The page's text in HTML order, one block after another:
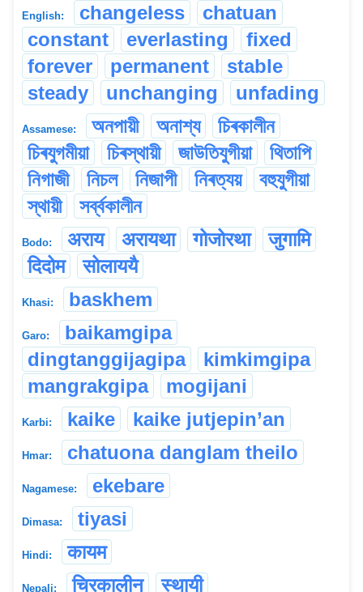
English: changeless
chatuan
constant
everlasting
fixed
forever
permanent
stable
steady
unchanging unfading
Assamese: অনপায়ী অনাশ্য
চিৰকালীন
চিৰযুগমীয়া
চিৰস্থায়ী জাউতিযুগীয়া
থিতাপি
নিগাজী
নিচল নিজাপী নিৰত্যয়
বহুযুগীয়া
স্থায়ী
সৰ্ব্বকালীন
Bodo: अराय अरायथा गोजोरथा
जुगामि
दिदोम
सोलाययै
Khasi: baskhem
Garo:
baikamgipa
dingtanggijagipa
kimkimgipa
mangrakgipa
mogijani
Karbi: kaike kaike jutjepin’an
Hmar: chatuona danglam theilo
Nagamese: ekebare
Dimasa: tiyasi
Hindi: कायम
Nepali: चिरकालीन स्थायी